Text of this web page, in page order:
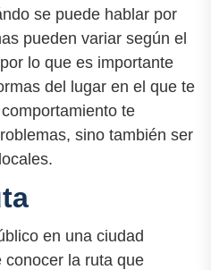
se puede hablar por
pueden variar según el
lo que es importante
del lugar en el que te
te
sino también ser
en una ciudad
conocer la ruta que